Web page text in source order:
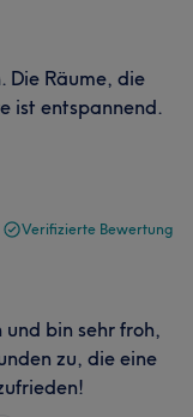
Die Räume, die
ist entspannend.
Verifizierte Bewertung
bin sehr froh,
zu, die eine